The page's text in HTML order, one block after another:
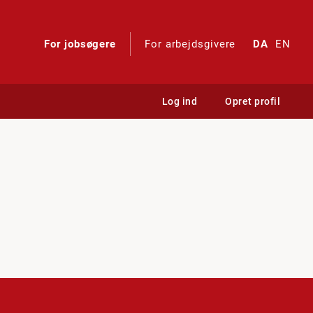
For jobsøgere For arbejdsgivere DA EN
Log ind Opret profil